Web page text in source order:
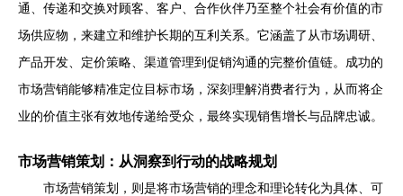
通、传递和交换对顾客、客户、合作伙伴乃至整个社会有价值的市
场供应物，来建立和维护长期的互利关系。它涵盖了从市场调研、
产品开发、定价策略、渠道管理到促销沟通的完整价值链。成功的
市场营销能够精准定位目标市场，深刻理解消费者行为，从而将企
业的价值主张有效地传递给受众，最终实现销售增长与品牌忠诚。
市场营销策划：从洞察到行动的战略规划
市场营销策划，则是将市场营销的理念和理论转化为具体、可